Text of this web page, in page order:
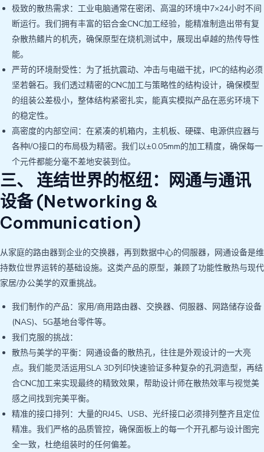
极致的散热需求：工业电脑通常在密闭、高温的环境中7×24小时不间
断运行。我们拥有丰富的铝合金CNC加工经验，能精准制造出带有复
杂散热鳍片的机壳，确保原型在烧机测试中，展现出卓越的热传导性
能。
严苛的环境耐受性：为了抵抗震动、冲击与电磁干扰，IPC的结构必须
坚若磐石。我们透过精密的CNC加工与策略性的结构设计，确保模型
的组装公差极小，整体结构紧密扎实，能真实模拟产品在恶劣环境下
的稳定性。
高密度的内部空间：在紧凑的机箱内，主机板、硬碟、电源供应器与
各种I/O接口的布局极为精密。我们以±0.05mm的加工精度，确保每一
个元件都能分毫不差地安装到位。
三、 连结世界的枢纽：网通与通讯
设备 (Networking &
Communication)
从家庭的路由器到企业的交换器，再到数据中心的伺服器，网通设备是维
持数位世界运转的基础设施。这类产品的原型，兼顾了功能性散热与现代
家居/办公美学的双重挑战。
我们制作的产品：家用/商用路由器、交换器、伺服器、网路储存设备
(NAS)、5G基地台零件等。
我们克服的挑战：
散热与美学的平衡：网通设备的散热孔，往往是外观设计的一大亮
点。我们能灵活运用SLA 3D列印快速验证多种复杂的孔洞造型，再结
合CNC加工来实现最终的精致效果，帮助设计师在散热效率与视觉美
感之间找到完美平衡。
精准的接口排列：大量的RJ45、USB、光纤接口必须排列整齐且定位
精准。我们严格的品质管控，确保面板上的每一个开孔都与设计图完
全一致，杜绝组装时的任何偏差。